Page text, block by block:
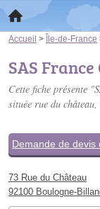
Accueil > Île-de-France
SAS
Cette fiche présente
située rue du château,
Demande de devis
73 Rue du Château
92100 Boulogne-